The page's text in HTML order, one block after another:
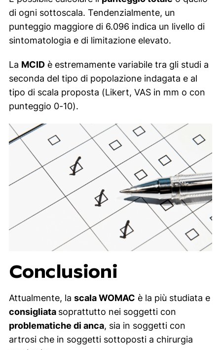
di ogni sottoscala. Tendenzialmente, un
punteggio maggiore di 6.096 indica un livello di
sintomatologia e di limitazione elevato.
La MCIDè estremamente variabile tra gli studi a
seconda del tipo di popolazione indagata e al
tipo di scala proposta (Likert, VAS in mm o con
punteggio 0-10).
Conclusioni
Attualmente, la scala WOMAC è la più studiata e
consigliata soprattutto nei soggetti con
problematiche di anca, sia in soggetti con
artrosi che in soggetti sottoposti a chirurgia